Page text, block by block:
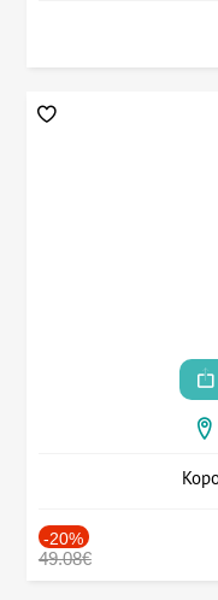
-20%
49.08€